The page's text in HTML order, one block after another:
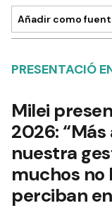
Añadir como
PRESENTACIÓ
Milei
2026:
nuestra
muchos no
perciban